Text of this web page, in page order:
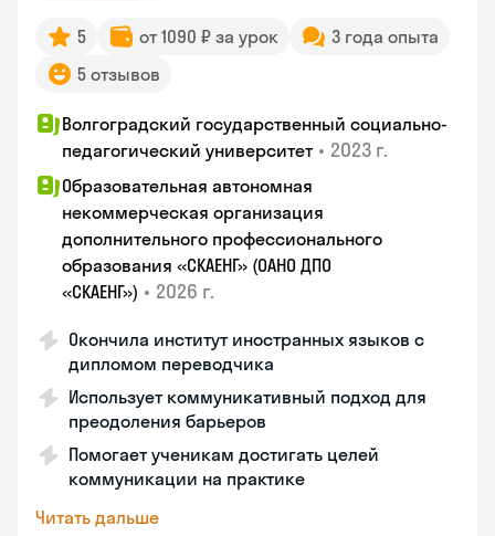
5 от 1090 ₽ за урок
3 года опыта
5 отзывов
Волгоградский государственный социально-
педагогический университет • 2023 г.
Образовательная автономная
некоммерческая организация
дополнительного профессионального
образования «СКАЕНГ» (ОАНО ДПО
«СКАЕНГ») • 2026 г.
Окончила институт иностранных языков с
дипломом переводчика
Использует коммуникативный подход для
преодоления барьеров
Помогает ученикам достигать целей
коммуникации на практике
Читать дальше